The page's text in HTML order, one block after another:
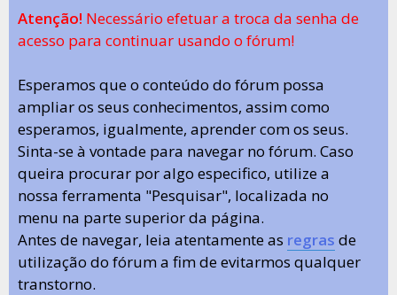
Atenção! Necessário efetuar a troca da senha de
acesso para continuar usando o fórum!
Esperamos que o conteúdo do fórum possa
ampliar os seus conhecimentos, assim como
esperamos, igualmente, aprender com os seus.
Sinta-se à vontade para navegar no fórum. Caso
queira procurar por algo especifico, utilize a
nossa ferramenta "Pesquisar", localizada no
menu na parte superior da página.
Antes de navegar, leia atentamente as regras de
utilização do fórum a fim de evitarmos qualquer
transtorno.